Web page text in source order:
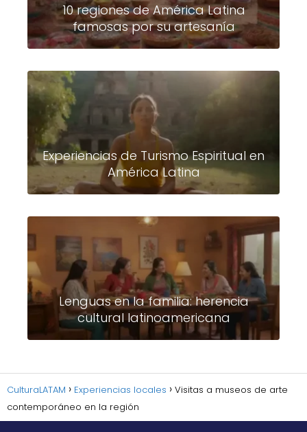
10 regiones de América Latina
famosas por su artesanía
Experiencias de Turismo Espiritual en
América Latina
Lenguas en la familia: herencia
cultural latinoamericana
CulturaLATAM Experiencias locales
Visitas a museos de arte
contemporáneo en la región